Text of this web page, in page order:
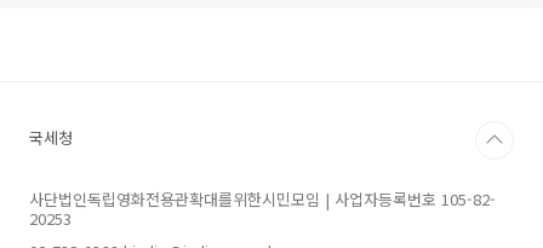
국세청
사단법인독립영화전용관확대를위한시민모임 | 사업자등록번호 105-82-
20253